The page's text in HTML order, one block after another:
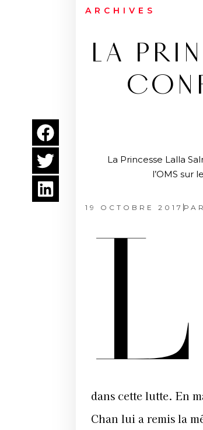
ARCHIVES
LA
La Princesse Lalla
l’OMS sur
19 OCTOBRE 2017 PAR
L
dans cette lutte. En
Chan lui a remis la